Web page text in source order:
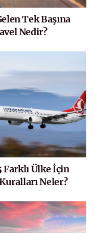
Tek Başına
Nedir?
Farklı Ülke İçin
Neler?